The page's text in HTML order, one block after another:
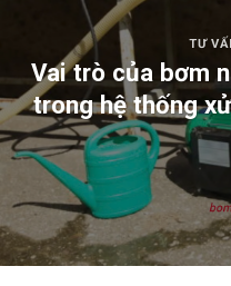
TƯ
Vai trò của bơm
trong hệ thống